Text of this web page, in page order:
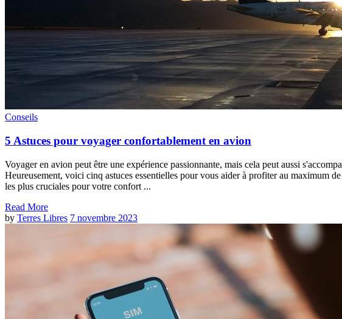
Conseils
5 Astuces pour voyager confortablement en avion
Voyager en avion peut être une expérience passionnante, mais cela peut aussi
Heureusement, voici cinq astuces essentielles pour vous aider à profiter au maximum
les plus cruciales pour votre confort ...
Read More
by Terres Libres 7 novembre 2023